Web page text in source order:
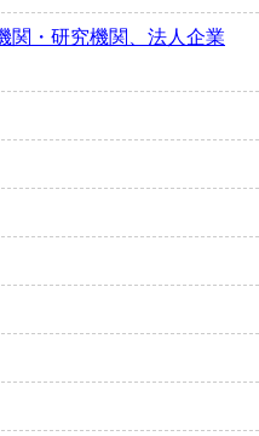
関・研究機関、法人企業